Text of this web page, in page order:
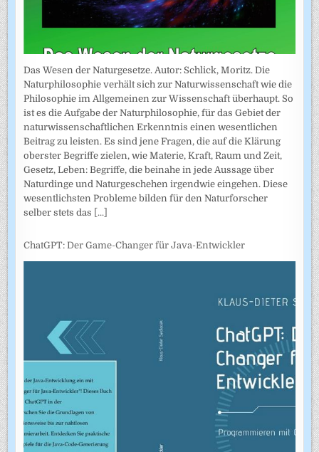
Das Wesen der Naturgesetze. Autor: Schlick, Moritz. Die
Naturphilosophie verhält sich zur Naturwissenschaft wie die
Philosophie im Allgemeinen zur Wissenschaft überhaupt. So
ist es die Aufgabe der Naturphilosophie, für das Gebiet der
naturwissenschaftlichen Erkenntnis einen wesentlichen
Beitrag zu leisten. Es sind jene Fragen, die auf die Klärung
oberster Begriffe zielen, wie Materie, Kraft, Raum und Zeit,
Gesetz, Leben: Begriffe, die beinahe in jede Aussage über
Naturdinge und Naturgeschehen irgendwie eingehen. Diese
wesentlichsten Probleme bilden für den Naturforscher
selber stets das [...]
ChatGPT: Der Game-Changer für Java-Entwickler